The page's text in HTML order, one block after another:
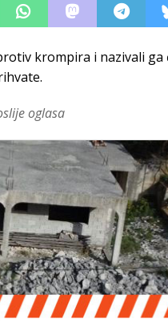
krompira i nazivali ga
oglasa